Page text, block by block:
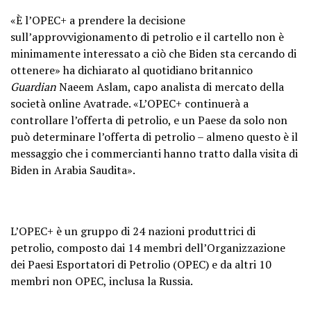
«È l’OPEC+ a prendere la decisione
sull’approvvigionamento di petrolio e il cartello non è
minimamente interessato a ciò che Biden sta cercando di
ottenere» ha dichiarato al quotidiano britannico
GuardianNaeem Aslam, capo analista di mercato della
società online Avatrade. «L’OPEC+ continuerà a
controllare l’offerta di petrolio, e un Paese da solo non
può determinare l’offerta di petrolio – almeno questo è il
messaggio che i commercianti hanno tratto dalla visita di
Biden in Arabia Saudita».
L’OPEC+ è un gruppo di 24 nazioni produttrici di
petrolio, composto dai 14 membri dell’Organizzazione
dei Paesi Esportatori di Petrolio (OPEC) e da altri 10
membri non OPEC, inclusa la Russia.